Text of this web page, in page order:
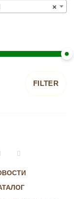
×
FILTER
Instagram